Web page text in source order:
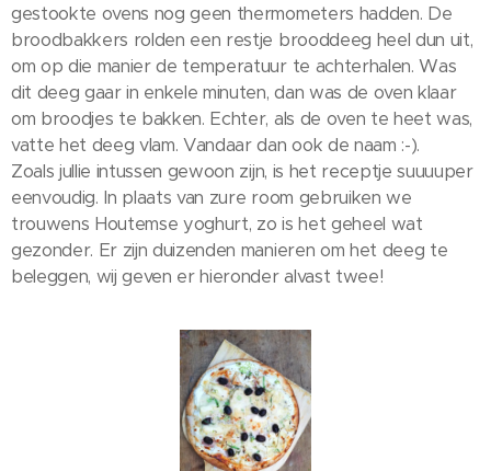
gestookte ovens nog geen thermometers hadden. De
broodbakkers rolden een restje brooddeeg heel dun uit,
om op die manier de temperatuur te achterhalen. Was
dit deeg gaar in enkele minuten, dan was de oven klaar
om broodjes te bakken. Echter, als de oven te heet was,
vatte het deeg vlam. Vandaar dan ook de naam :-).
Zoals jullie intussen gewoon zijn, is het receptje suuuuper
eenvoudig. In plaats van zure room gebruiken we
trouwens Houtemse yoghurt, zo is het geheel wat
gezonder. Er zijn duizenden manieren om het deeg te
beleggen, wij geven er hieronder alvast twee!